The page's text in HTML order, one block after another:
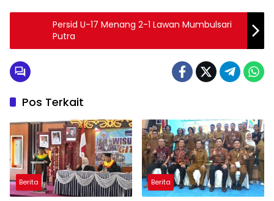
Persid U-17 Menang 2-1 Lawan Mumbulsari
Putra
Pos Terkait
Berita Berita